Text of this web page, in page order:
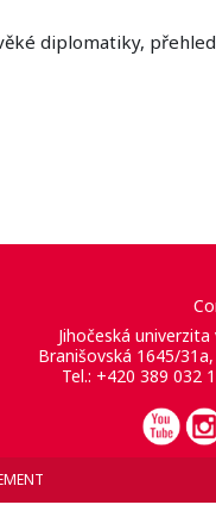
diplomatiky,
Jihočeská
Branišovská 1645/
Tel.: +420 389 032